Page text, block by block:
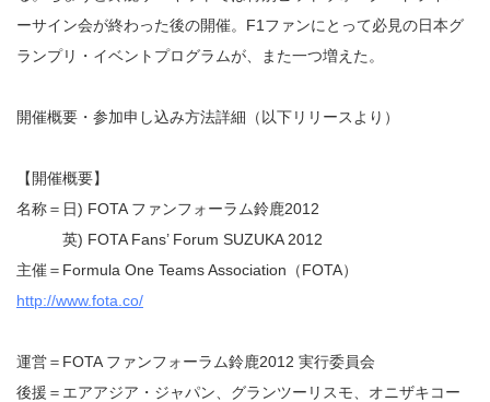
ーサイン会が終わった後の開催。F1ファンにとって必見の日本グ
ランプリ・イベントプログラムが、また一つ増えた。
開催概要・参加申し込み方法詳細（以下リリースより）
【開催概要】
名称＝日) FOTA ファンフォーラム鈴鹿2012
英) FOTA Fans’ Forum SUZUKA 2012
主催＝Formula One Teams Association（FOTA）
http://www.fota.co/
運営＝FOTA ファンフォーラム鈴鹿2012 実行委員会
後援＝エアアジア・ジャパン、グランツーリスモ、オニザキコー